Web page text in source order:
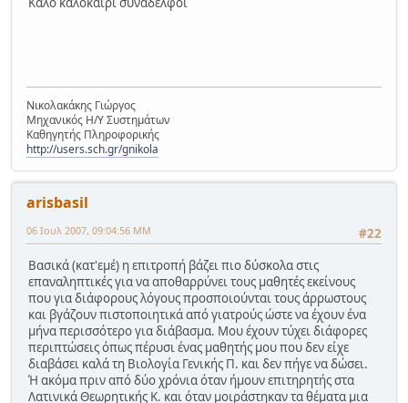
Νικολακάκης Γιώργος
Μηχανικός Η/Υ Συστημάτων
Καθηγητής Πληροφορικής
http://users.sch.gr/gnikola
arisbasil
#22
06 Ιουλ 2007, 09:04:56 ΜΜ
Βασικά (κατ'εμέ) η επιτροπή βάζει πιο δύσκολα στις
επαναληπτικές για να αποθαρρύνει τους μαθητές εκείνους
που για διάφορους λόγους προσποιούνται τους άρρωστους
και βγάζουν πιστοποιητικά από γιατρούς ώστε να έχουν ένα
μήνα περισσότερο για διάβασμα. Μου έχουν τύχει διάφορες
περιπτώσεις όπως πέρυσι ένας μαθητής μου που δεν είχε
διαβάσει καλά τη Βιολογία Γενικής Π. και δεν πήγε να δώσει.
Ή ακόμα πριν από δύο χρόνια όταν ήμουν επιτηρητής στα
Λατινικά Θεωρητικής Κ. και όταν μοιράστηκαν τα θέματα μια